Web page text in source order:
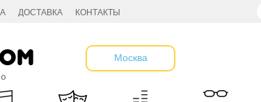
ДОСТАВКА КОНТАКТЫ
Москва